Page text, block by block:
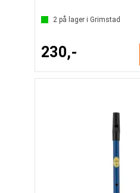
2på lager i Grimstad
230,-